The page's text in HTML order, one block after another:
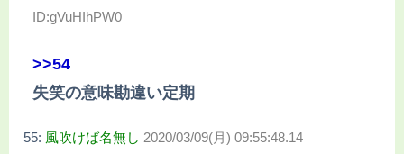
ID:gVuHIhPW0
>>54
失笑の意味勘違い定期
55: 風吹けば名無し 2020/03/09(月) 09:55:48.14